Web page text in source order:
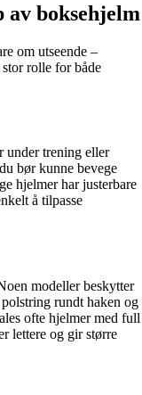
boksehjelm
om utseende –
rolle for både
under trening eller
bør kunne bevege
hjelmer har justerbare
å tilpasse
modeller beskytter
polstring rundt haken og
ofte hjelmer med full
lettere og gir større